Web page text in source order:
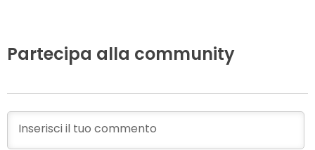
Partecipa alla community